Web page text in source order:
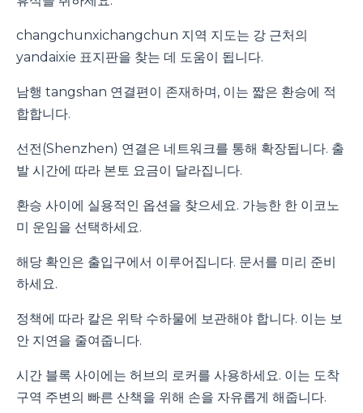
changchunxichangchun 지역 지도는 강 근처의
yandaixie 표지판을 찾는 데 도움이 됩니다.
남행 tangshan 연결편이 존재하며, 이는 짧은 환승에 적
합합니다.
선전(Shenzhen) 연결은 네트워크를 통해 확장됩니다. 출
발 시간에 따라 본토 요금이 달라집니다.
환승 사이에 실용적인 옵션을 찾으세요. 가능한 한 이코노
미 운임을 선택하세요.
해당 확인은 출입구에서 이루어집니다. 문서를 미리 준비
하세요.
정책에 따라 칼은 위탁 수하물에 보관해야 합니다. 이는 보
안 지연을 줄여줍니다.
시간 블록 사이에는 허브의 로커를 사용하세요. 이는 도착
구역 주변의 빠른 산책을 위해 손을 자유롭게 해줍니다.